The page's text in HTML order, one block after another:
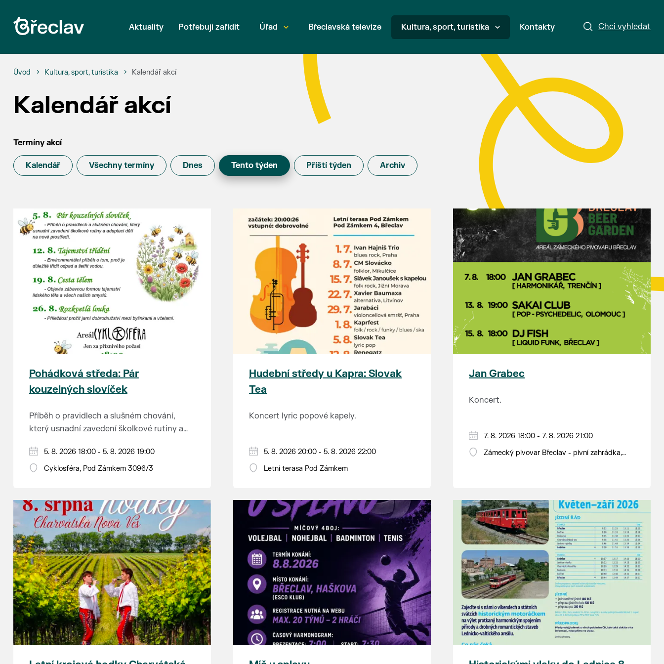
Chci vyhledat
Aktuality Potřebuji zařídit Úřad Břeclavská televize Kultura, sport, turistika Kontakty
Úvod Kultura, sport, turistika Kalendář akcí
Kalendář akcí
Termíny akcí
Kalendář Všechny termíny Dnes Tento týden Příští týden Archiv
Pohádková středa: Pár
kouzelných slovíček
Příběh o pravidlech a slušném chování,
který usnadní zavedení školkové rutiny a
Hraje se jen za příznivého počasí.
Vstupné dobrovolné.
5. 8. 2026 18:00 - 5. 8. 2026 19:00
Cyklosféra, Pod Zámkem 3096/3
Hudební středy u Kapra: Slovak
Tea
Koncert lyric popové kapely.
5. 8. 2026 20:00 - 5. 8. 2026 22:00
Letní terasa Pod Zámkem
Jan Grabec
Koncert.
7. 8. 2026 18:00 - 7. 8. 2026 21:00
Zámecký pivovar Břeclav - pivní zahrádka,